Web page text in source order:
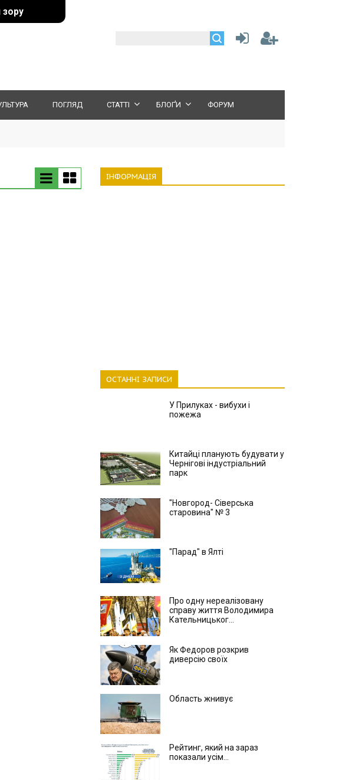
зору
ПОГЛЯД СТАТТІ БЛОҐИ ФОРУМ
ІНФОРМАЦІЯ
ОСТАННІ ЗАПИСИ
У Прилуках - вибухи і
пожежа
Китайці планують будувати у
Чернігові індустріальний
парк
"Новгород- Сіверська
старовина" № 3
"Парад" в Ялті
Про одну нереалізовану
справу життя Володимира
Кательницьког...
Як Федоров розкрив
диверсію своїх
Область жнивує
Рейтинг, який на зараз
показали усім...